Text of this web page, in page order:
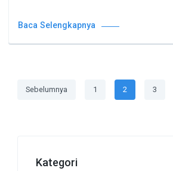
Baca Selengkapnya
Navigasi
Sebelumnya Laman
1 Laman
2 Laman
3
Kategori